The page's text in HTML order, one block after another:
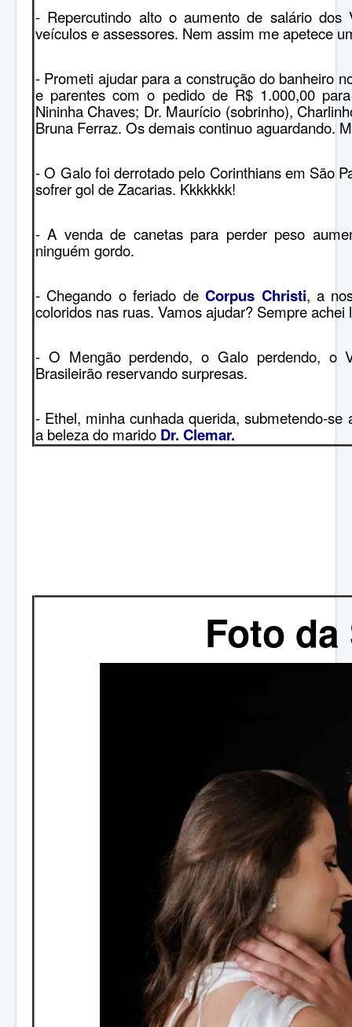
- Repercutindo alto o aumento de salário dos
veículos e assessores. Nem assim me apetece
- Prometi ajudar para a construção do banheiro
e parentes com o pedido de R$ 1.000,00
Nininha Chaves; Dr. Maurício (sobrinho),
Bruna Ferraz. Os demais continuo aguardando.
- O Galo foi derrotado pelo Corinthians em São
sofrer gol de Zacarias. Kkkkkkk!
- A venda de canetas para perder peso
ninguém gordo.
- Chegando o feriado deCorpus Christi, a
coloridos nas ruas. Vamos ajudar? Sempre
- O Mengão perdendo, o Galo perdendo, o
Brasileirão reservando surpresas.
- Ethel, minha cunhada querida, submetendo-
a beleza do marido Dr. Clemar.
Foto